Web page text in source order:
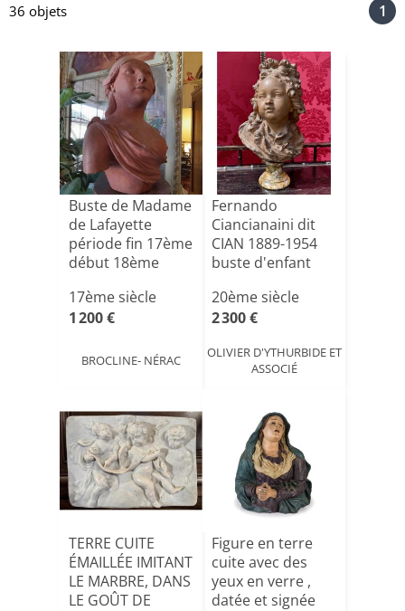
36 objets 1
Buste de Madame
de Lafayette
période fin 17ème
début 18ème
17ème siècle
1 200 €
BROCLINE- NÉRAC
Fernando
Ciancianaini dit
CIAN 1889-1954
buste d'enfant
20ème siècle
2 300 €
OLIVIER D'YTHURBIDE ET
ASSOCIÉ
TERRE CUITE
ÉMAILLÉE IMITANT
LE MARBRE, DANS
LE GOÛT DE
Figure en terre
cuite avec des
yeux en verre ,
datée et signée